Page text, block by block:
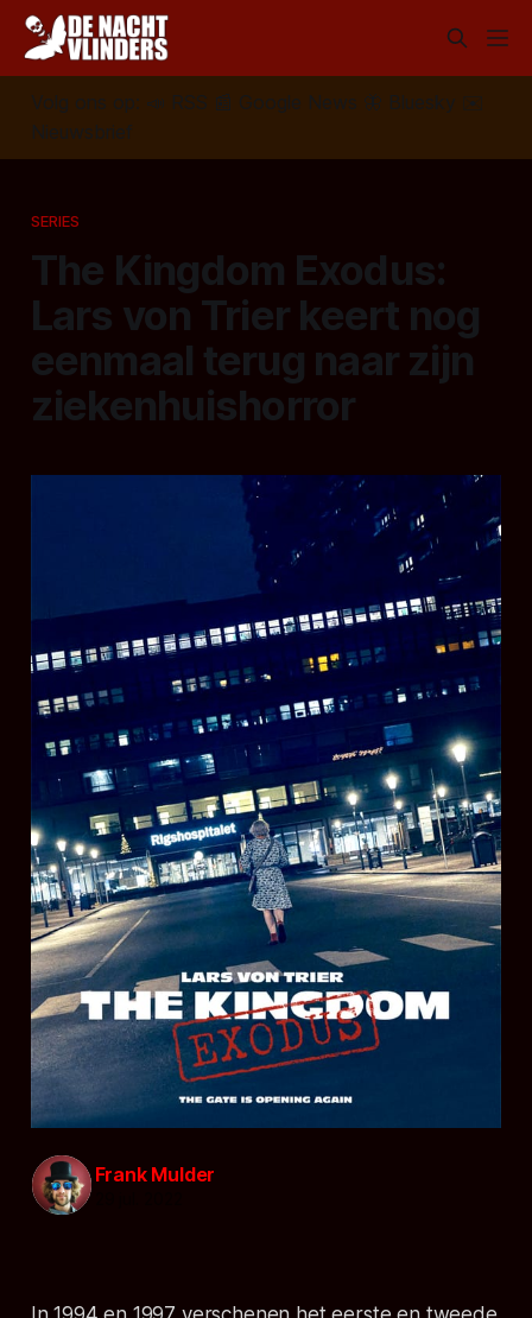
Volg ons op: 📣 RSS 📰 Google News 🦋 Bluesky
✉️
Nieuwsbrief
SERIES
The Kingdom Exodus:
Lars von Trier keert nog
eenmaal terug naar zijn
ziekenhuishorror
Frank Mulder